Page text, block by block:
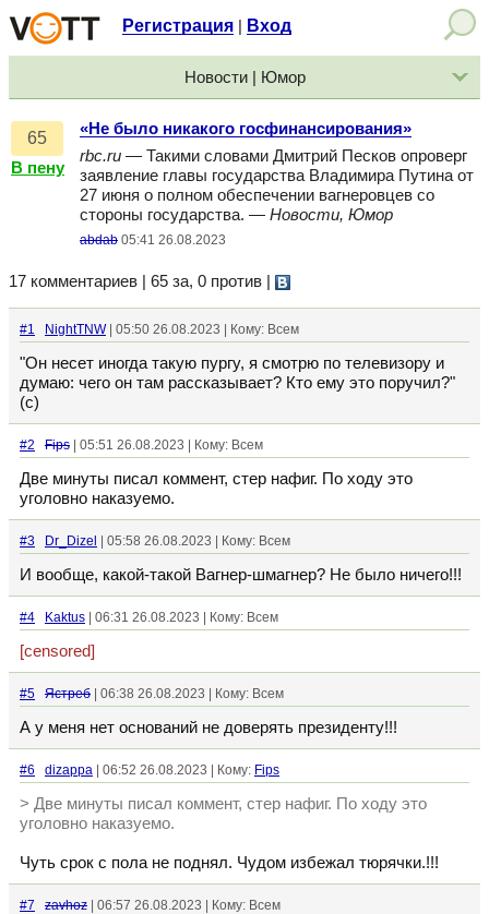
Регистрация Вход
Новости | Юмор
65
В пену
«Не было никакого госфинансирования»
rbc.ru — Такими словами Дмитрий Песков опроверг
заявление главы государства Владимира Путина от
27 июня о полном обеспечении вагнеровцев со
стороны государства. — Новости, Юмор
abdab 05:41 26.08.2023
17 комментариев | 65 за, 0 против
#1 NightTNW| 05:50 26.08.2023 | Кому: Всем
"Он несет иногда такую пургу, я смотрю по телевизору и
думаю: чего он там рассказывает? Кто ему это поручил?"
(с)
#2 Fips | 05:51 26.08.2023 | Кому: Всем
Две минуты писал коммент, стер нафиг. По ходу это
уголовно наказуемо.
#3 Dr_Dizel | 05:58 26.08.2023 | Кому: Всем
И вообще, какой-такой Вагнер-шмагнер? Не было ничего!!!
#4 Kaktus | 06:31 26.08.2023 | Кому: Всем
[censored]
#5 Ястреб | 06:38 26.08.2023 | Кому: Всем
А у меня нет оснований не доверять президенту!!!
#6 dizappa | 06:52 26.08.2023 | Кому: Fips
> Две минуты писал коммент, стер нафиг. По ходу это
уголовно наказуемо.
Чуть срок с пола не поднял. Чудом избежал тюрячки.!!!
#7 zavhoz | 06:57 26.08.2023 | Кому: Всем